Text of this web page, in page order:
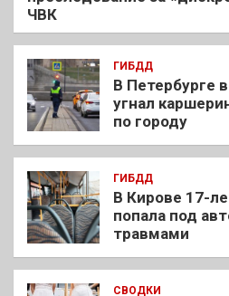
ЧВК
ГИБДД
В Петербурге
угнал
по городу
ГИБДД
В Кирове 17-
попала под
травмами
СВОДКИ